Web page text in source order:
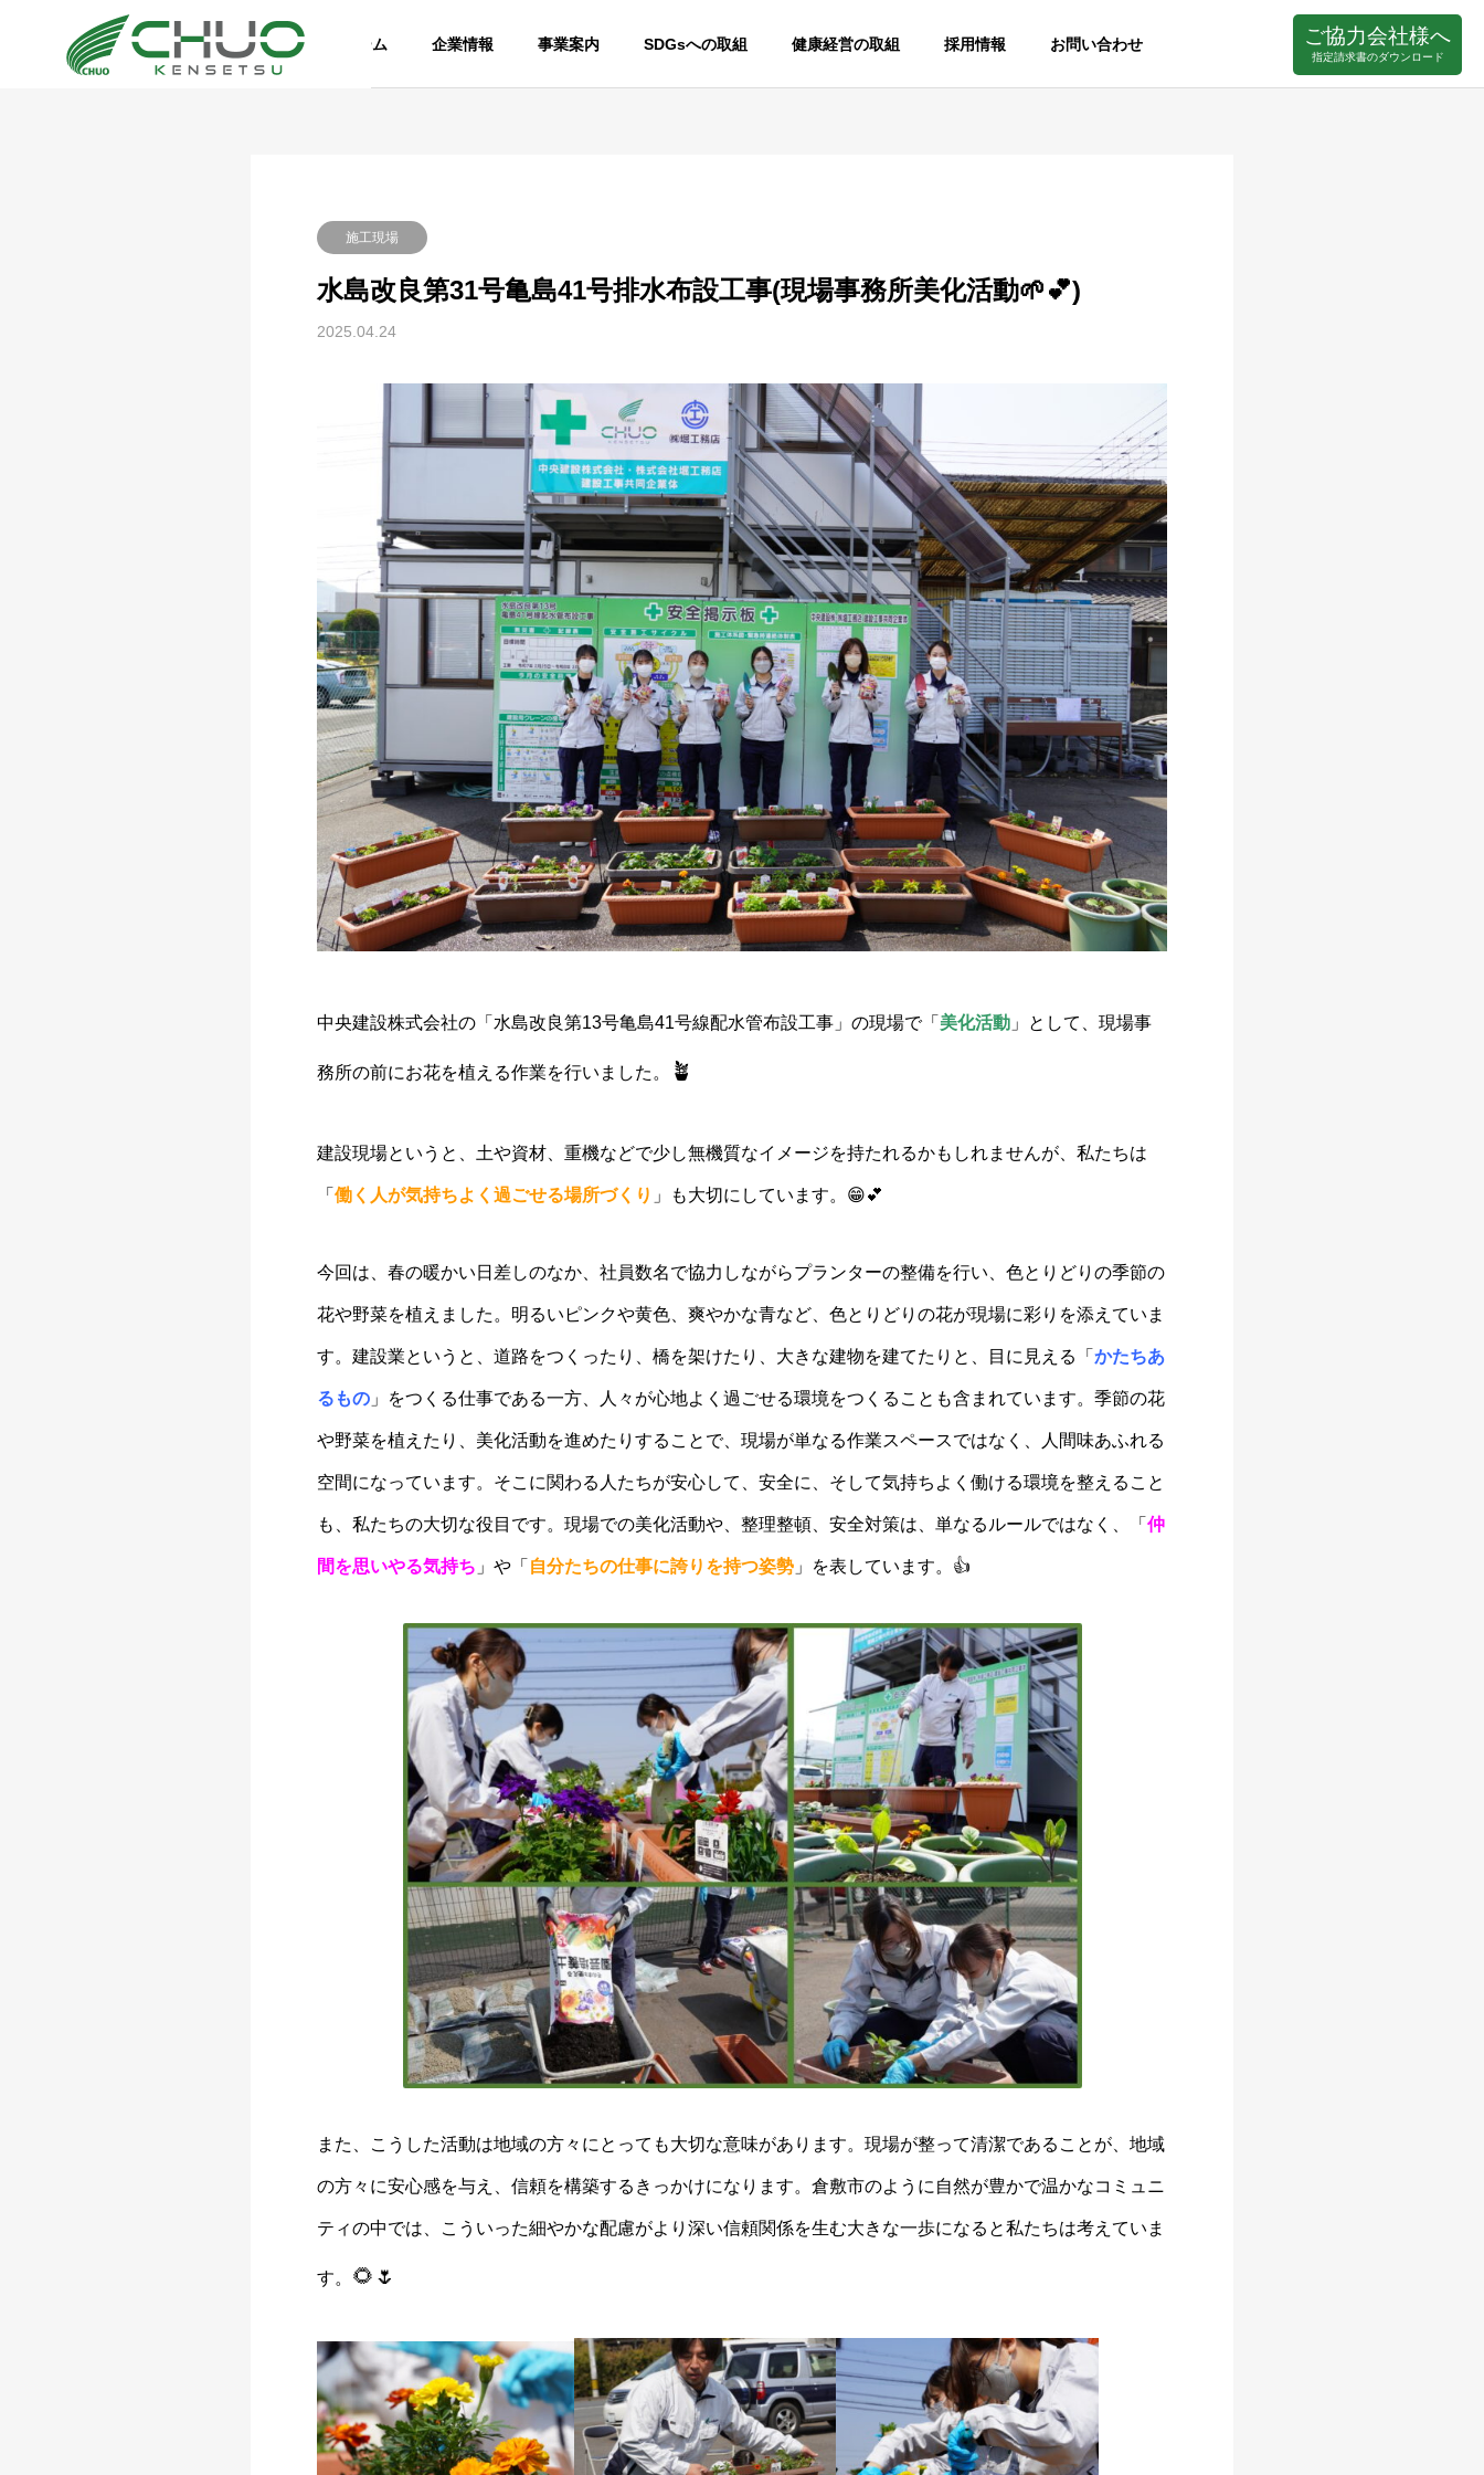
ホーム 企業情報 事業案内 SDGsへの取組 健康経営の取組 採用情報 お問い合わせ ご協力会社様へ
指定請求書のダウンロード
施工現場
水島改良第31号亀島41号排水布設工事(現場事務所美化活動🌱💕)
2025.04.24
中央建設株式会社の「水島改良第13号亀島41号線配水管布設工事」の現場で「 美化活動 」として、現場事
務所の前にお花を植える作業を行いました。 🪴
建設現場というと、土や資材、重機などで少し無機質なイメージを持たれるかもしれませんが、私たちは
「 働く人が気持ちよく過ごせる場所づくり 」も大切にしています。😁💕
今回は、春の暖かい日差しのなか、社員数名で協力しながらプランターの整備を行い、色とりどりの季節の
花や野菜を植えました。明るいピンクや黄色、爽やかな青など、色とりどりの花が現場に彩りを添えていま
す。建設業というと、道路をつくったり、橋を架けたり、大きな建物を建てたりと、目に見える「 かたちあ
るもの 」をつくる仕事である一方、人々が心地よく過ごせる環境をつくることも含まれています。季節の花
や野菜を植えたり、美化活動を進めたりすることで、現場が単なる作業スペースではなく、人間味あふれる
空間になっています。そこに関わる人たちが安心して、安全に、そして気持ちよく働ける環境を整えること
も、私たちの大切な役目です。現場での美化活動や、整理整頓、安全対策は、単なるルールではなく、「 仲
間を思いやる気持ち 」や「 自分たちの仕事に誇りを持つ姿勢 」を表しています。👍
また、こうした活動は地域の方々にとっても大切な意味があります。現場が整って清潔であることが、地域
の方々に安心感を与え、信頼を構築するきっかけになります。倉敷市のように自然が豊かで温かなコミュニ
ティの中では、こういった細やかな配慮がより深い信頼関係を生む大きな一歩になると私たちは考えていま
す。 🌻🌷